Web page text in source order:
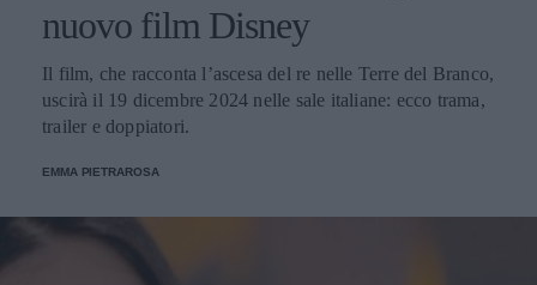
nuovo film Disney
Il film, che racconta l’ascesa del re nelle Terre del Branco,
uscirà il 19 dicembre 2024 nelle sale italiane: ecco trama,
trailer e doppiatori.
EMMA PIETRAROSA